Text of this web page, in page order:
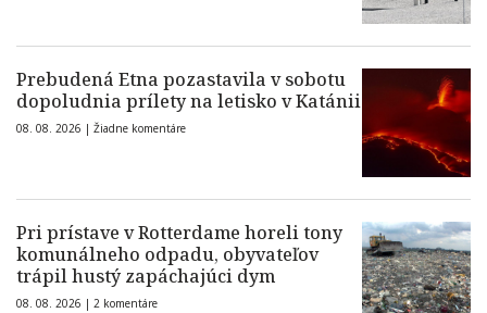
Prebudená Etna pozastavila v sobotu
dopoludnia prílety na letisko v Katánii
08. 08. 2026 | Žiadne komentáre
Pri prístave v Rotterdame horeli tony
komunálneho odpadu, obyvateľov
trápil hustý zapáchajúci dym
08. 08. 2026 | 2 komentáre